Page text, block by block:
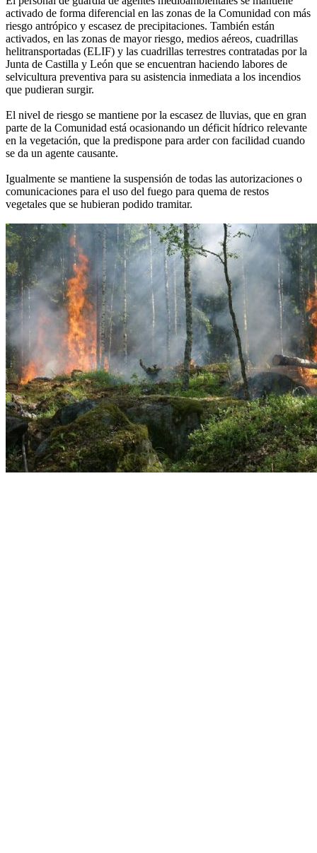
activado de forma diferencial en las zonas de la Comunidad con más
riesgo antrópico y escasez de precipitaciones. También están
activados, en las zonas de mayor riesgo, medios aéreos, cuadrillas
helitransportadas (ELIF) y las cuadrillas terrestres contratadas por la
Junta de Castilla y León que se encuentran haciendo labores de
selvicultura preventiva para su asistencia inmediata a los incendios
que pudieran surgir.
El nivel de riesgo se mantiene por la escasez de lluvias, que en gran
parte de la Comunidad está ocasionando un déficit hídrico relevante
en la vegetación, que la predispone para arder con facilidad cuando
se da un agente causante.
Igualmente se mantiene la suspensión de todas las autorizaciones o
comunicaciones para el uso del fuego para quema de restos
vegetales que se hubieran podido tramitar.